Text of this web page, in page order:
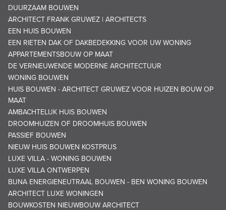
DUURZAAM BOUWEN
ARCHITECT FRANK GRUWEZ | ARCHITECTS
EEN HUIS BOUWEN
EEN RIETEN DAK OF DAKBEDEKKING VOOR UW WONING
APPARTEMENTSBOUW OP MAAT
DE VERNIEUWENDE MODERNE ARCHITECTUUR
WONING BOUWEN
HUIS BOUWEN - ARCHITECT GRUWEZ VOOR HUIZEN BOUW OP
MAAT
AMBACHTELIJK HUIS BOUWEN
DROOMHUIZEN OF DROOMHUIS BOUWEN
PASSIEF BOUWEN
NIEUW HUIS BOUWEN KOSTPRIJS
LUXE VILLA - WONING BOUWEN
LUXE VILLA ONTWERPEN
BIJNA ENERGIENEUTRAAL BOUWEN - BEN WONING BOUWEN
ARCHITECT LUXE WONINGEN
BOUWKOSTEN NIEUWBOUW ARCHITECT